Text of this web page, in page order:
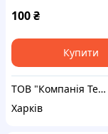
100₴
Купити
ТОВ "Компанія Темпер"
Харків